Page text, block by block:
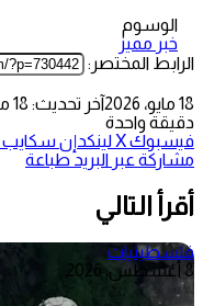
الوسوم
خبر مميز
الرابط المختصر:
18 مايو، 2026
آخر تحديث: 18 مايو، 2026
دقيقة واحدة
فيسبوك‫Xلينكدإن سكايب
مشاركة عبر البريد طباعة
أقرأ التالي
فلسطينيات
8 أغسطس، 2026